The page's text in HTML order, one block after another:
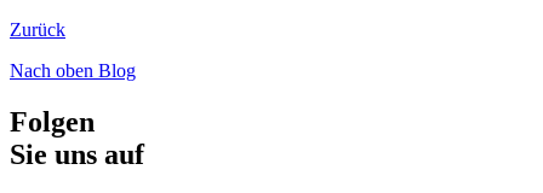
Zurück
Nach oben Blog
Folgen
Sie uns auf